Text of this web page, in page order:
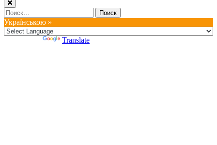
Найти:
Українською »
Translate